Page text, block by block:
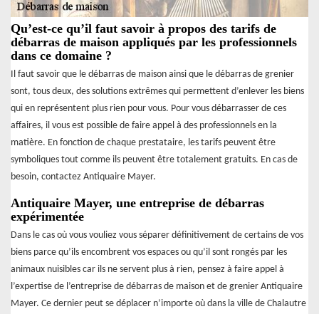
Qu’est-ce qu’il faut savoir à propos des tarifs de
débarras de maison appliqués par les professionnels
dans ce domaine ?
Il faut savoir que le débarras de maison ainsi que le débarras de grenier
sont, tous deux, des solutions extrêmes qui permettent d’enlever les biens
qui en représentent plus rien pour vous. Pour vous débarrasser de ces
affaires, il vous est possible de faire appel à des professionnels en la
matière. En fonction de chaque prestataire, les tarifs peuvent être
symboliques tout comme ils peuvent être totalement gratuits. En cas de
besoin, contactez Antiquaire Mayer.
Antiquaire Mayer, une entreprise de débarras
expérimentée
Dans le cas où vous vouliez vous séparer définitivement de certains de vos
biens parce qu’ils encombrent vos espaces ou qu’il sont rongés par les
animaux nuisibles car ils ne servent plus à rien, pensez à faire appel à
l’expertise de l’entreprise de débarras de maison et de grenier Antiquaire
Mayer. Ce dernier peut se déplacer n’importe où dans la ville de Chalautre